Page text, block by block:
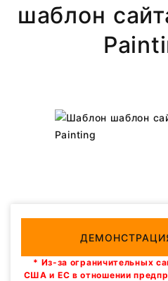
шаблон
* Из-за ограничительных
США и ЕС в отношении